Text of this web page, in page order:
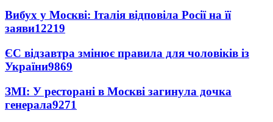
Вибух у Москві: Італія відповіла Росії на її
заяви12219
ЄС відзавтра змінює правила для чоловіків із
України9869
ЗМІ: У ресторані в Москві загинула дочка
генерала9271